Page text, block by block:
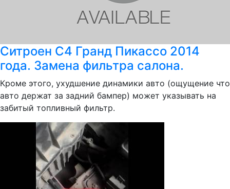
Ситроен С4 Гранд Пикассо 2014
года. Замена фильтра салона.
Кроме этого, ухудшение динамики авто (ощущение что
авто держат за задний бампер) может указывать на
забитый топливный фильтр.